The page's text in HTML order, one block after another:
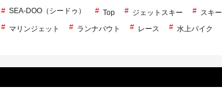
SEA-DOO（シードゥ） Top ジェットスキー スキー
マリンジェット
ランナバウト レース 水上バイク